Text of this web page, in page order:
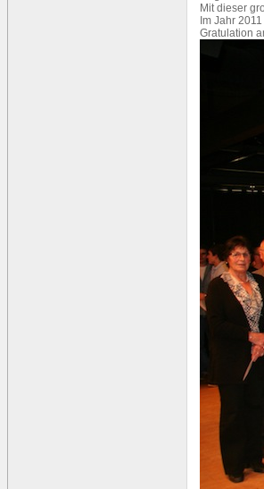
Mit dieser
Im Jahr
Gratulation